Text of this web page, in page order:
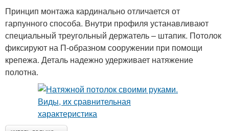
Принцип монтажа кардинально отличается от
гарпунного способа. Внутри профиля устанавливают
специальный треугольный держатель – штапик. Потолок
фиксируют на П-образном сооружении при помощи
крепежа. Деталь надежно удерживает натяжение
полотна.